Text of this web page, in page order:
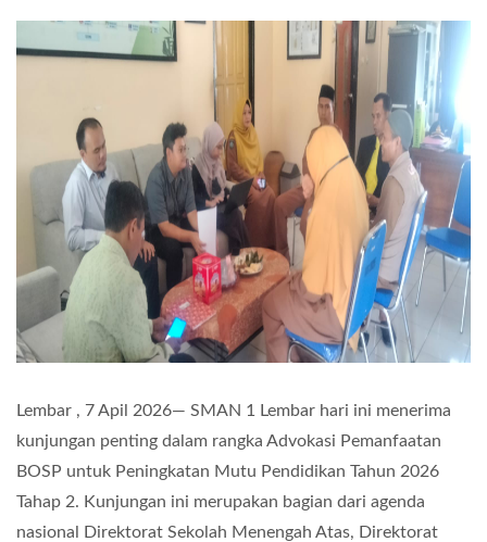
Lembar , 7 Apil 2026— SMAN 1 Lembar hari ini menerima
kunjungan penting dalam rangka Advokasi Pemanfaatan
BOSP untuk Peningkatan Mutu Pendidikan Tahun 2026
Tahap 2. Kunjungan ini merupakan bagian dari agenda
nasional Direktorat Sekolah Menengah Atas, Direktorat